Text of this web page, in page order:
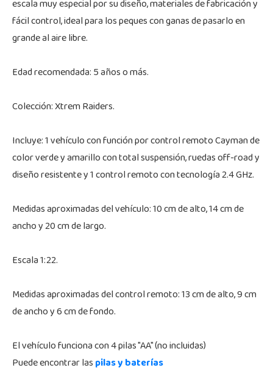
escala muy especial por su diseño, materiales de fabricación y
fácil control, ideal para los peques con ganas de pasarlo en
grande al aire libre.
Edad recomendada: 5 años o más.
Colección: Xtrem Raiders.
Incluye: 1 vehículo con función por control remoto Cayman de
color verde y amarillo con total suspensión, ruedas off-road y
diseño resistente y 1 control remoto con tecnología 2.4 GHz.
Medidas aproximadas del vehículo: 10 cm de alto, 14 cm de
ancho y 20 cm de largo.
Escala 1:22.
Medidas aproximadas del control remoto: 13 cm de alto, 9 cm
de ancho y 6 cm de fondo.
El vehículo funciona con 4 pilas "AA" (no incluidas)
Puede encontrar laspilas y baterías